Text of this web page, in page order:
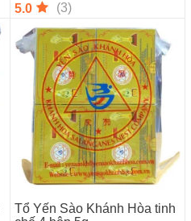
5.0 (3)
Tổ Yến Sào Khánh Hòa tinh